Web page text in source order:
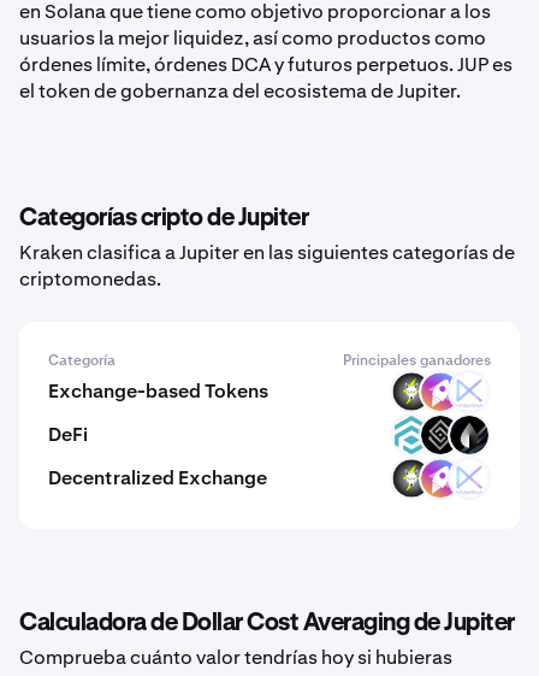
en Solana que tiene como objetivo proporcionar a los
usuarios la mejor liquidez, así como productos como
órdenes límite, órdenes DCA y futuros perpetuos. JUP es
el token de gobernanza del ecosistema de Jupiter.
Categorías cripto de Jupiter
Kraken clasifica a Jupiter en las siguientes categorías de
criptomonedas.
Categoría Principales ganadores
Exchange-based Tokens VOLT ZM KROM
DeFi TRADE DECT LIQR
Decentralized Exchange VOLT ZM KROM
Calculadora de Dollar Cost Averaging de Jupiter
Comprueba cuánto valor tendrías hoy si hubieras